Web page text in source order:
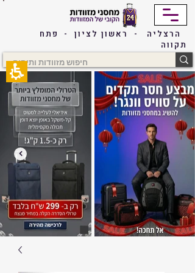
The
page,
click
to
move
the
main
Content
הרצליה - ראשון לציון - פתח
תקווה